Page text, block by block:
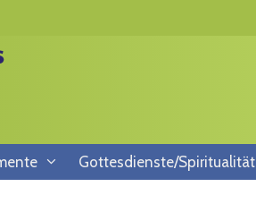
Gottesdienste/Spiritualität